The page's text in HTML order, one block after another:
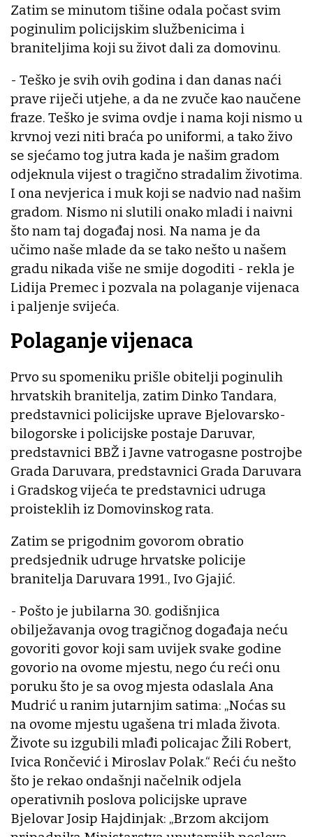
Zatim se minutom tišine odala počast svim
poginulim policijskim službenicima i
braniteljima koji su život dali za domovinu.
- Teško je svih ovih godina i dan danas naći
prave riječi utjehe, a da ne zvuče kao naučene
fraze. Teško je svima ovdje i nama koji nismo u
krvnoj vezi niti braća po uniformi, a tako živo
se sjećamo tog jutra kada je našim gradom
odjeknula vijest o tragično stradalim životima.
I ona nevjerica i muk koji se nadvio nad našim
gradom. Nismo ni slutili onako mladi i naivni
što nam taj događaj nosi. Na nama je da
učimo naše mlade da se tako nešto u našem
gradu nikada više ne smije dogoditi - rekla je
Lidija Premec i pozvala na polaganje vijenaca
i paljenje svijeća.
Polaganje vijenaca
Prvo su spomeniku prišle obitelji poginulih
hrvatskih branitelja, zatim Dinko Tandara,
predstavnici policijske uprave Bjelovarsko-
bilogorske i policijske postaje Daruvar,
predstavnici BBŽ i Javne vatrogasne postrojbe
Grada Daruvara, predstavnici Grada Daruvara
i Gradskog vijeća te predstavnici udruga
proisteklih iz Domovinskog rata.
Zatim se prigodnim govorom obratio
predsjednik udruge hrvatske policije
branitelja Daruvara 1991., Ivo Gjajić.
- Pošto je jubilarna 30. godišnjica
obilježavanja ovog tragičnog događaja neću
govoriti govor koji sam uvijek svake godine
govorio na ovome mjestu, nego ću reći onu
poruku što je sa ovog mjesta odaslala Ana
Mudrić u ranim jutarnjim satima: „Noćas su
na ovome mjestu ugašena tri mlada života.
Živote su izgubili mlađi policajac Žili Robert,
Ivica Rončević i Miroslav Polak.“ Reći ću nešto
što je rekao ondašnji načelnik odjela
operativnih poslova policijske uprave
Bjelovar Josip Hajdinjak: „Brzom akcijom